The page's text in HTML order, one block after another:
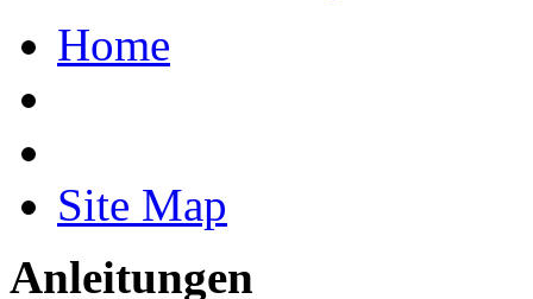
Home
Site Map
Anleitungen